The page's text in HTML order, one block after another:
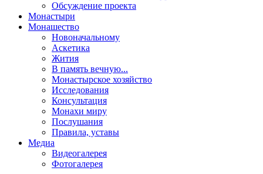
Обсуждение проекта
Монастыри
Монашество
Новоначальному
Аскетика
Жития
В память вечную...
Монастырское хозяйство
Исследования
Консультация
Монахи миру
Послушания
Правила, уставы
Медиа
Видеогалерея
Фотогалерея